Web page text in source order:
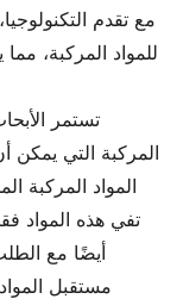
مع تقدم
للمواد المركبة،
تستمر
المركبة التي يمكن
المواد المركبة
تفي هذه المواد
أيضًا مع
مستقبل